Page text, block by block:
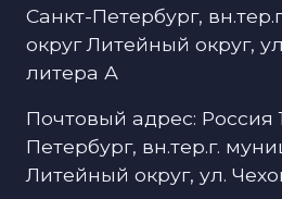
Санкт-Петербург,
округ Литейный округ,
литера А
Почтовый адрес: Россия
Петербург, вн.тер.г.
Литейный округ, ул.